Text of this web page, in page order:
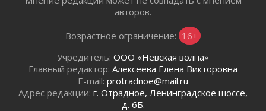
Волейболисты из Всеволожского района
представят Ленинградскую область на
всероссийском финале в Москве
«Кубок Защитников Отечества» для
ветеранов СВО стартовал в Выборге
Заблудившегося пенсионера вывели из леса в
авторов.
Возрастное ограничение: 16+
Учредитель: ООО «Невская волна»
Главный редактор: Алексеева Елена Викторовна
E-mail: protradnoe@mail.ru
Адрес редакции: г. Отрадное, Ленинградское шоссе,
д. 6Б.